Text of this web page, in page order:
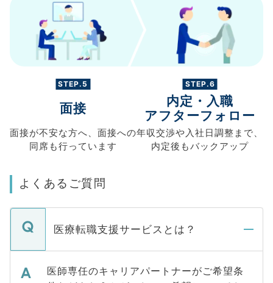
STEP.5
面接
面接が不安な方へ、 面接への
同席も行っています
STEP.6
内定・入職
アフターフォロー
年収交渉や入社日調整まで、
内定後もバックアップ
よくあるご質問
医療転職支援サービスとは？
医師専任のキャリアパートナーがご希望条